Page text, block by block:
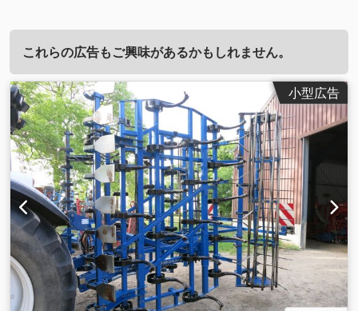
これらの広告もご興味があるかもしれません。
小型広告